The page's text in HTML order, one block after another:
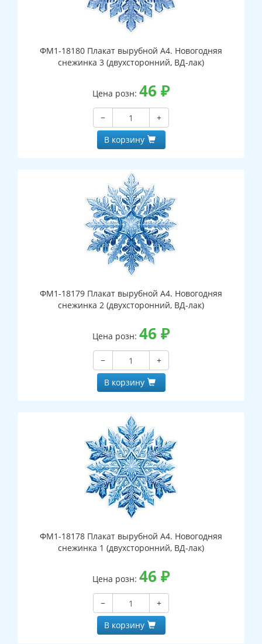
ФМ1-18180 Плакат вырубной А4. Новогодняя
снежинка 3 (двухсторонний, ВД-лак)
Цена розн: 46 ₽
−
+
В корзину
ФМ1-18179 Плакат вырубной А4. Новогодняя
снежинка 2 (двухсторонний, ВД-лак)
Цена розн: 46 ₽
−
+
В корзину
ФМ1-18178 Плакат вырубной А4. Новогодняя
снежинка 1 (двухсторонний, ВД-лак)
Цена розн: 46 ₽
−
+
В корзину